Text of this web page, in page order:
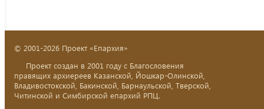
© 2001-2026 Проект «Епархия»
Проект создан в 2001 году с Благословения
правящих архиереев Казанской, Йошкар-Олинской,
Владивостокской, Бакинской, Барнаульской, Тверской,
Читинской и Симбирской епархий РПЦ.